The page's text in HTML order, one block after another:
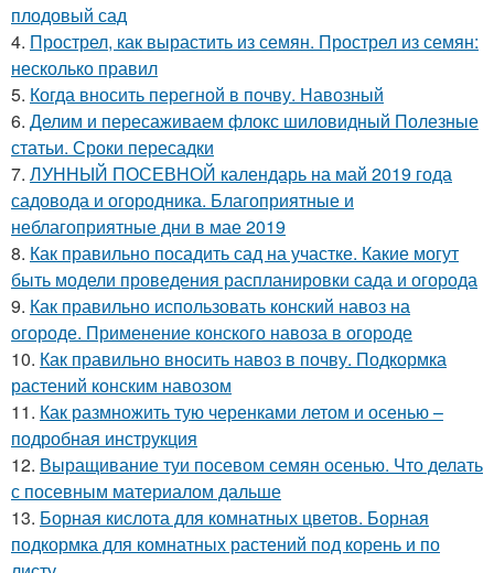
плодовый сад
4. Прострел, как вырастить из семян. Прострел из семян:
несколько правил
5. Когда вносить перегной в почву. Навозный
6. Делим и пересаживаем флокс шиловидный Полезные
статьи. Сроки пересадки
7. ЛУННЫЙ ПОСЕВНОЙ календарь на май 2019 года
садовода и огородника. Благоприятные и
неблагоприятные дни в мае 2019
8. Как правильно посадить сад на участке. Какие могут
быть модели проведения распланировки сада и огорода
9. Как правильно использовать конский навоз на
огороде. Применение конского навоза в огороде
10. Как правильно вносить навоз в почву. Подкормка
растений конским навозом
11. Как размножить тую черенками летом и осенью –
подробная инструкция
12. Выращивание туи посевом семян осенью. Что делать
с посевным материалом дальше
13. Борная кислота для комнатных цветов. Борная
подкормка для комнатных растений под корень и по